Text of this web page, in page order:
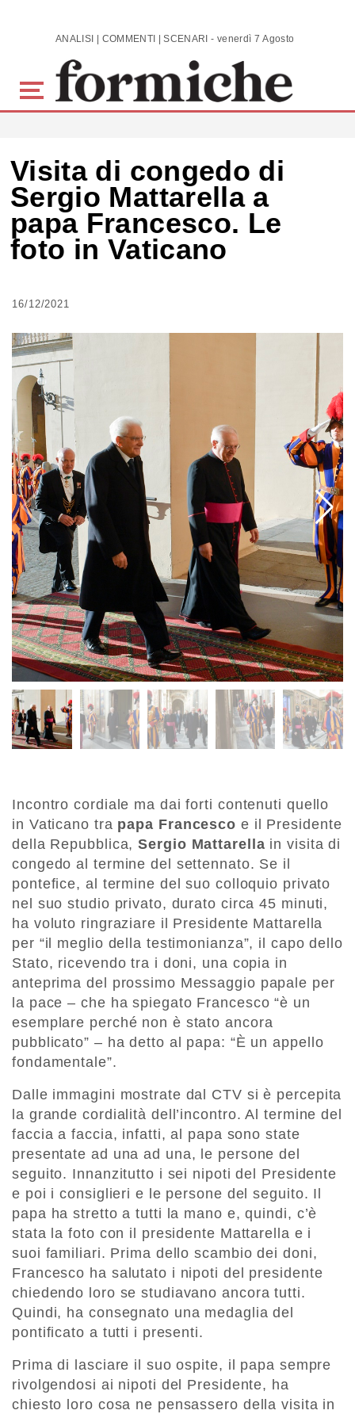
Skip to main content ANALISI | COMMENTI | SCENARI - venerdì 7 Agosto 2026
Visita di congedo di
Sergio Mattarella a
papa Francesco. Le
foto in Vaticano
16/12/2021
Incontro cordiale ma dai forti contenuti quello
in Vaticano tra papa Francesco e il Presidente
della Repubblica,Sergio Mattarella in visita di
congedo al termine del settennato. Se il
pontefice, al termine del suo colloquio privato
nel suo studio privato, durato circa 45 minuti,
ha voluto ringraziare il Presidente Mattarella
per “il meglio della testimonianza”, il capo dello
Stato, ricevendo tra i doni, una copia in
anteprima del prossimo Messaggio papale per
la pace – che ha spiegato Francesco “è un
esemplare perché non è stato ancora
pubblicato” – ha detto al papa: “È un appello
fondamentale”.
Dalle immagini mostrate dal CTV si è percepita
la grande cordialità dell’incontro. Al termine del
faccia a faccia, infatti, al papa sono state
presentate ad una ad una, le persone del
seguito. Innanzitutto i sei nipoti del Presidente
e poi i consiglieri e le persone del seguito. Il
papa ha stretto a tutti la mano e, quindi, c’è
stata la foto con il presidente Mattarella e i
suoi familiari. Prima dello scambio dei doni,
Francesco ha salutato i nipoti del presidente
chiedendo loro se studiavano ancora tutti.
Quindi, ha consegnato una medaglia del
pontificato a tutti i presenti.
Prima di lasciare il suo ospite, il papa sempre
rivolgendosi ai nipoti del Presidente, ha
chiesto loro cosa ne pensassero della visita in